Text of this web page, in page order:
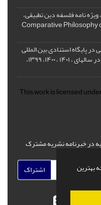
بهترین
نامه فلسفه دین تطبیقی،
پایگاه استنادی بین المللی
اسکوپوس ( SCOPUS) و کسب رتبه الف در سالهای ، ۱۴۰۱ ، ۱۴۰۰، ۱۳۹۹،
This work is licensed
در خبرنامه نشریه مشترک
اشتراک